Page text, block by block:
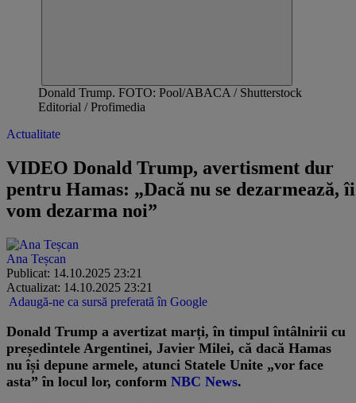
Donald Trump. FOTO: Pool/ABACA / Shutterstock
Editorial / Profimedia
Actualitate
VIDEO Donald Trump, avertisment dur
pentru Hamas: „Dacă nu se dezarmează, îi
vom dezarma noi”
Ana Teșcan
Publicat: 14.10.2025 23:21
Actualizat: 14.10.2025 23:21
Adaugă-ne ca sursă preferată în Google
Donald Trump a avertizat marți, în timpul întâlnirii cu
președintele Argentinei, Javier Milei, că dacă Hamas
nu își depune armele, atunci Statele Unite „vor face
asta” în locul lor, conform NBC News.